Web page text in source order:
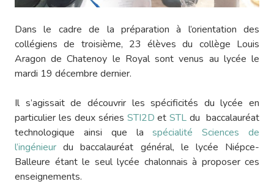
Dans le cadre de la préparation à l’orientation des
collégiens de troisième, 23 élèves du collège Louis
Aragon de Chatenoy le Royal sont venus au lycée le
mardi 19 décembre dernier.
Il s’agissait de découvrir les spécificités du lycée en
particulier les deux séries STI2D etSTL du baccalauréat
technologique ainsi que laspécialité Sciences de
l’ingénieur du baccalauréat général, le lycée Niépce-
Balleure étant le seul lycée chalonnais à proposer ces
enseignements.